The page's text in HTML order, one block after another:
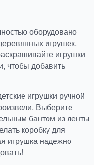
оборудовано
игрушек.
игрушки
чтобы добавить
игрушки ручной
Выберите
бантом из ленты
коробку для
игрушка надежно